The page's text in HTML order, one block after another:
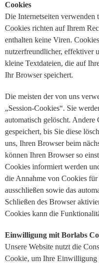
Cookies
Die Internetseiten verwenden
Cookies richten auf Ihrem
enthalten keine Viren.
nutzerfreundlicher, effektiver
kleine Textdateien, die auf
Ihr Browser speichert.
Die meisten der von uns
„Session-Cookies“. Sie
automatisch gelöscht.
gespeichert, bis Sie diese
uns, Ihren Browser beim
können Ihren Browser so
Cookies informiert werden
die Annahme von Cookies
ausschließen sowie das
Schließen des Browser
Cookies kann die
Einwilligung mit Borlabs
Unsere Website nutzt die
Cookie, um Ihre Einwilligung